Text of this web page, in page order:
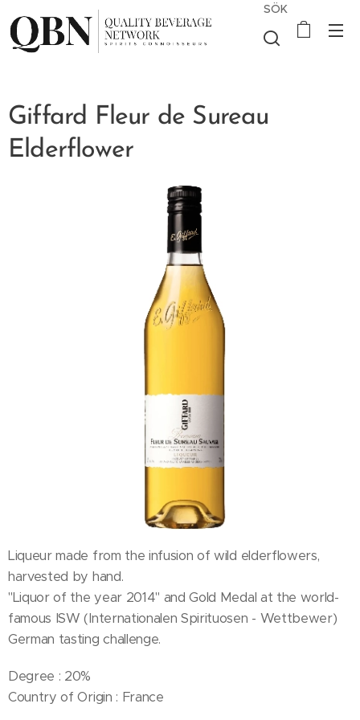
SÖK
Giffard Fleur de Sureau
Elderflower
Liqueur made from the infusion of wild elderflowers,
harvested by hand.
"Liquor of the year 2014" and Gold Medal at the world-
famous ISW (Internationalen Spirituosen - Wettbewer)
German tasting challenge.
Degree : 20%
Country of Origin : France